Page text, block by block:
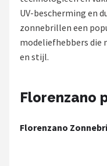
Kingseven
Sinner
UV-bescherming en
zonnebrillen een
modeliefhebbers
en stijl.
Florenzano
Florenzano